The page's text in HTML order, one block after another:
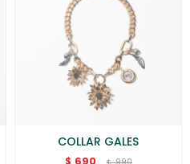
COLLAR GALES